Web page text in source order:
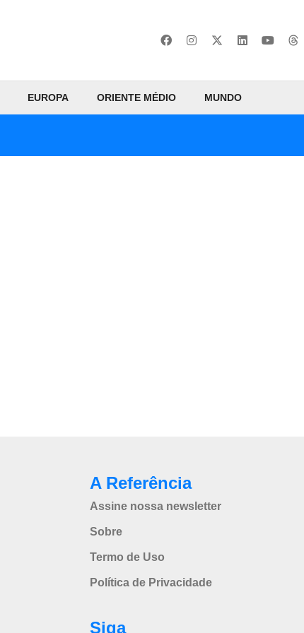
EUROPA ORIENTE MÉDIO MUNDO
A Referência
Assine nossa newsletter
Sobre
Termo de Uso
Política de Privacidade
Siga